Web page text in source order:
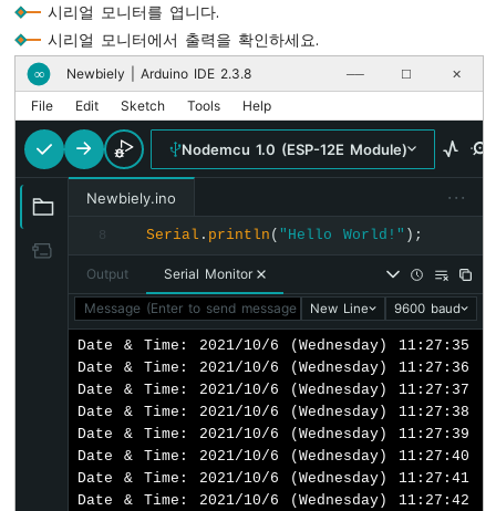
변
저
항
기
보
모
터
ESP8266
-
시리얼 모니터를 엽니다.
시리얼 모니터에서 출력을 확인하세요.
∞ Newbiely | Arduino IDE 2.3.8 ── ☐ ✕
File Edit Sketch Tools Help
Nodemcu 1.0 (ESP-12E Module)
Newbiely.ino ···
8 Serial . println ( "Hello World!" );
Output Serial Monitor
Message (Enter to send message to 'Nodemcu 1.0 (ESP-12E
New Line 9600 baud
Date & Time: 2021/10/6 (Wednesday) 11:27:35
Date & Time: 2021/10/6 (Wednesday) 11:27:36
Date & Time: 2021/10/6 (Wednesday) 11:27:37
Date & Time: 2021/10/6 (Wednesday) 11:27:38
Date & Time: 2021/10/6 (Wednesday) 11:27:39
Date & Time: 2021/10/6 (Wednesday) 11:27:40
Date & Time: 2021/10/6 (Wednesday) 11:27:41
Date & Time: 2021/10/6 (Wednesday) 11:27:42